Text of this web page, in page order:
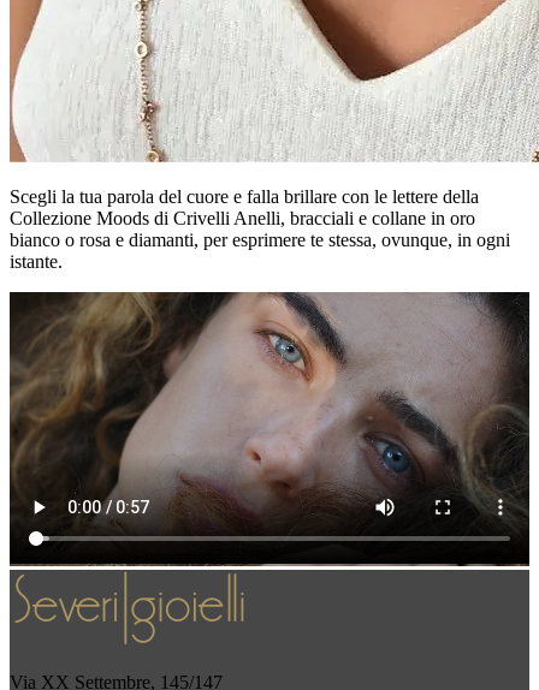
Scegli la tua parola del cuore e falla brillare con le lettere della
Collezione Moods di Crivelli Anelli, bracciali e collane in oro
bianco o rosa e diamanti, per esprimere te stessa, ovunque, in ogni
istante.
Via XX Settembre, 145/147